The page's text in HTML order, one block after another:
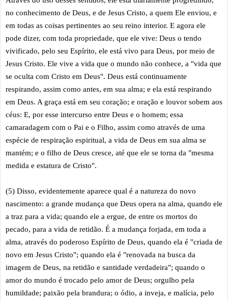
no conhecimento de Deus, e de Jesus Cristo, a quem Ele enviou, e
em todas as coisas pertinentes ao seu reino interior. E agora ele
pode dizer, com toda propriedade, que ele vive: Deus o tendo
vivificado, pelo seu Espírito, ele está vivo para Deus, por meio de
Jesus Cristo. Ele vive a vida que o mundo não conhece, a "vida que
se oculta com Cristo em Deus". Deus está continuamente
respirando, assim como antes, em sua alma; e ela está respirando
em Deus. A graça está em seu coração; e oração e louvor sobem aos
céus: E, por esse intercurso entre Deus e o homem; essa
camaradagem com o Pai e o Filho, assim como através de uma
espécie de respiração espiritual, a vida de Deus em sua alma se
mantém; e o filho de Deus cresce, até que ele se torna da "mesma
medida e estatura de Cristo".
(5) Disso, evidentemente aparece qual é a natureza do novo
nascimento: a grande mudança que Deus opera na alma, quando ele
a traz para a vida; quando ele a ergue, de entre os mortos do
pecado, para a vida de retidão. É a mudança forjada, em toda a
alma, através do poderoso Espírito de Deus, quando ela é "criada de
novo em Jesus Cristo"; quando ela é "renovada na busca da
imagem de Deus, na retidão e santidade verdadeira"; quando o
amor do mundo é trocado pelo amor de Deus; orgulho pela
humildade; paixão pela brandura; o ódio, a inveja, e malícia, pelo